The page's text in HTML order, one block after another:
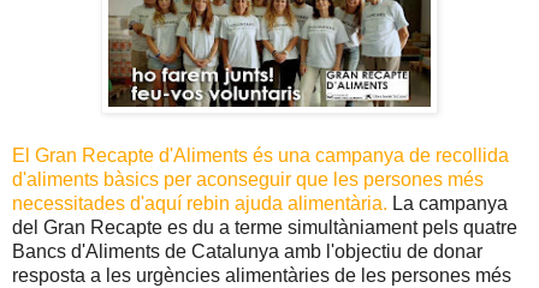
El Gran Recapte d'Aliments és una campanya de recollida
d'aliments bàsics per aconseguir que les persones més
necessitades d'aquí rebin ajuda alimentària. La campanya
del Gran Recapte es du a terme simultàniament pels quatre
Bancs d'Aliments de Catalunya amb l'objectiu de donar
resposta a les urgències alimentàries de les persones més